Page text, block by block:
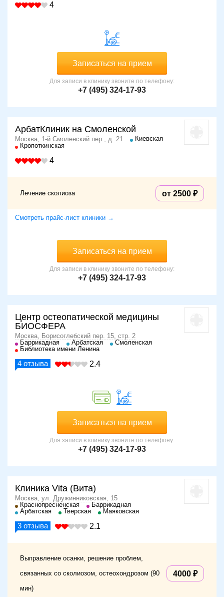
4
Записаться на прием
Для записи в клинику звоните по телефону:
+7 (495) 324-17-93
АрбатКлиник на Смоленской
Москва, 1-й Смоленский пер., д. 21
Киевская
Кропоткинская
4
Лечение сколиоза от 2500
Смотреть прайс-лист клиники →
Записаться на прием
Для записи в клинику звоните по телефону:
+7 (495) 324-17-93
Центр остеопатической медицины
БИОСФЕРА
Москва, Борисоглебский пер. 15, стр. 2
Баррикадная
Арбатская
Смоленская
Библиотека имени Ленина
4 отзыва 2.4
Записаться на прием
Для записи в клинику звоните по телефону:
+7 (495) 324-17-93
Клиника Vita (Вита)
Москва, ул. Дружинниковская, 15
Краснопресненская
Баррикадная
Арбатская
Тверская Маяковская
3 отзыва 2.1
Выправление осанки, решение проблем,
связанных со сколиозом, остеохондрозом (90
мин)
4000